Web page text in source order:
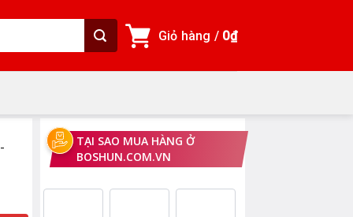
Giỏ hàng / 0₫
TẠI SAO MUA HÀNG Ở
BOSHUN.COM.VN